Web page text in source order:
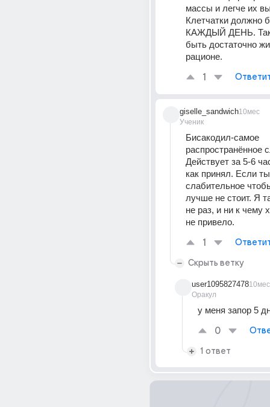
массы и легче их
Клетчатки должно
КАЖДЫЙ ДЕНЬ.
быть достаточно
рационе.
1
giselle_sandwich
Ученик
10мес
Бисакодил-самое
распространённое
Действует за 5-6
как принял. Если
слабительное
лучше не стоит. Я
не раз, и ни к чему
не привело.
1
Скрыть ветку
user1095827478
Оракул
10мес
у меня запор 5
0
1 ответ